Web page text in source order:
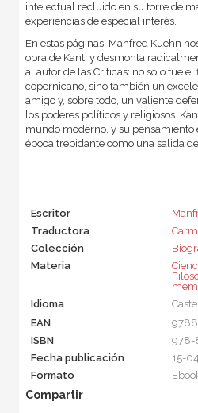
intelectual recluido en su torre de
experiencias de especial interés.
En estas páginas, Manfred Kuehn
obra de Kant, y desmonta
al autor de las Críticas: no sólo fue
copernicano, sino también un
amigo y, sobre todo, un valiente
los poderes políticos y religiosos.
mundo moderno, y su pensamiento
época trepidante como una salida
Escritor
Traductora
Colección
Materia
Idioma
EAN
ISBN
978-
Fecha publicación
15-
Formato